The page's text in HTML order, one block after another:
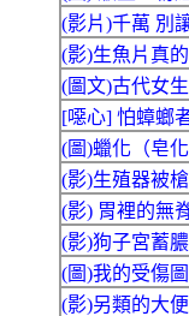
(影片)千萬 別
(影)生魚片真
(圖文)古代女
[噁心] 怕蟑螂
(圖)蠟化（皂
(影)生殖器被
(影) 胃裡的無
(影)狗子宮蓄
(圖)我的受傷圖
(影)另類的大